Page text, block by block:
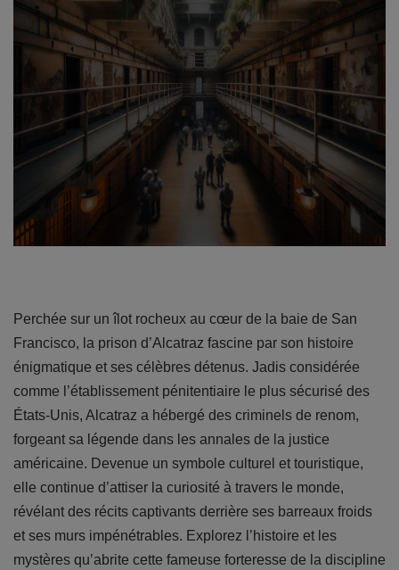
Perchée sur un îlot rocheux au cœur de la baie de San
Francisco, la prison d’Alcatraz fascine par son histoire
énigmatique et ses célèbres détenus. Jadis considérée
comme l’établissement pénitentiaire le plus sécurisé des
États-Unis, Alcatraz a hébergé des criminels de renom,
forgeant sa légende dans les annales de la justice
américaine. Devenue un symbole culturel et touristique,
elle continue d’attiser la curiosité à travers le monde,
révélant des récits captivants derrière ses barreaux froids
et ses murs impénétrables. Explorez l’histoire et les
mystères qu’abrite cette fameuse forteresse de la discipline